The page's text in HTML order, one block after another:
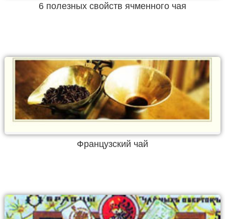
6 полезных свойств ячменного чая
Французский чай